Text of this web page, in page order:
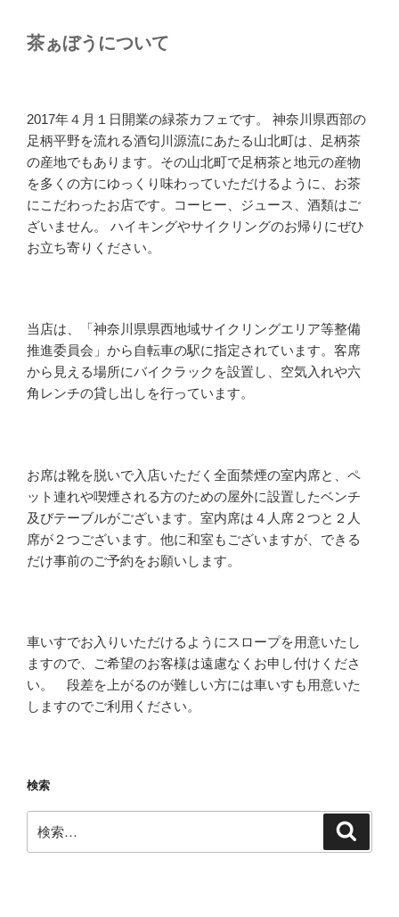
茶ぁぼうについて
2017年４月１日開業の緑茶カフェです。 神奈川県西部の
足柄平野を流れる酒匂川源流にあたる山北町は、足柄茶
の産地でもあります。その山北町で足柄茶と地元の産物
を多くの方にゆっくり味わっていただけるように、お茶
にこだわったお店です。コーヒー、ジュース、酒類はご
ざいません。 ハイキングやサイクリングのお帰りにぜひ
お立ち寄りください。
当店は、「神奈川県県西地域サイクリングエリア等整備
推進委員会」から自転車の駅に指定されています。客席
から見える場所にバイクラックを設置し、空気入れや六
角レンチの貸し出しを行っています。
お席は靴を脱いで入店いただく全面禁煙の室内席と、ペ
ット連れや喫煙される方のための屋外に設置したベンチ
及びテーブルがございます。室内席は４人席２つと２人
席が２つございます。他に和室もございますが、できる
だけ事前のご予約をお願いします。
車いすでお入りいただけるようにスロープを用意いたし
ますので、ご希望のお客様は遠慮なくお申し付けくださ
い。 段差を上がるのが難しい方には車いすも用意いた
しますのでご利用ください。
検索
索: